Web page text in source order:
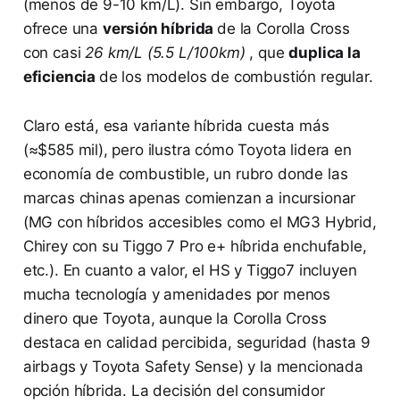
(menos de 9-10 km/L). Sin embargo, Toyota
ofrece una versión híbridade la Corolla Cross
con casi 26 km/L (5.5 L/100km) , queduplica la
eficiencia de los modelos de combustión regular.
Claro está, esa variante híbrida cuesta más
(≈$585 mil), pero ilustra cómo Toyota lidera en
economía de combustible, un rubro donde las
marcas chinas apenas comienzan a incursionar
(MG con híbridos accesibles como el MG3 Hybrid,
Chirey con su Tiggo 7 Pro e+ híbrida enchufable,
etc.). En cuanto a valor, el HS y Tiggo7 incluyen
mucha tecnología y amenidades por menos
dinero que Toyota, aunque la Corolla Cross
destaca en calidad percibida, seguridad (hasta 9
airbags y Toyota Safety Sense) y la mencionada
opción híbrida. La decisión del consumidor